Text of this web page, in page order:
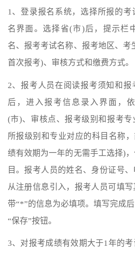
1、登录报名系统，选择所报的考
名界面。选择省(市)后，提示栏
名、报考考试名称、报考地区、考
首次报考)、审核方式和缴费方式。
2、报考人员在阅读报考须知和报
后，进入报考信息录入界面，
(市)、审核点、报考级别和报考专
所报级别和专业对应的科目名称
绩有效期为一年的无需手工选择)
目。报考人员的姓名、身份证号
从注册信息引入，报考人员可填
带“*”的信息为必填项。填写完成
“保存”按钮。
3、对报考成绩有效期大于1年的